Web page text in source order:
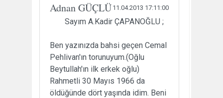
Adnan GÜÇLÜ 11.04.2013 17:11:00
Sayım A.Kadir ÇAPANOĞLU ;
Ben yazınızda bahsi geçen Cemal
Pehlivan'ın torunuyum.(Oğlu
Beytullah'ın ilk erkek oğlu)
Rahmetli 30 Mayıs 1966 da
öldüğünde dört yaşında idim. Beni